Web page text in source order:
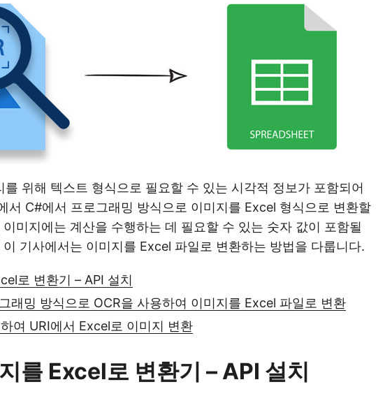
위해 텍스트 형식으로 필요할 수 있는 시각적 정보가 포함되어
서 C#에서 프로그래밍 방식으로 이미지를 Excel 형식으로 변환할
미지에는 계산을 수행하는 데 필요할 수 있는 숫자 값이 포함될
기사에서는 이미지를 Excel 파일로 변환하는 방법을 다룹니다.
로 변환기 – API 설치
래밍 방식으로 OCR을 사용하여 이미지를 Excel 파일로 변환
여 URI에서 Excel로 이미지 변환
를 Excel로 변환기 – API 설치